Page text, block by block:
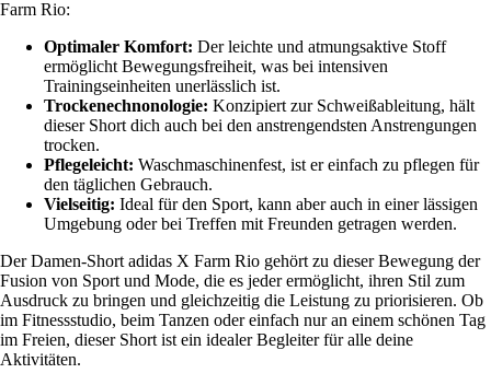
Farm Rio:
Optimaler Komfort: Der leichte und atmungsaktive Stoff
ermöglicht Bewegungsfreiheit, was bei intensiven
Trainingseinheiten unerlässlich ist.
Trockenechnonologie: Konzipiert zur Schweißableitung, hält
dieser Short dich auch bei den anstrengendsten Anstrengungen
trocken.
Pflegeleicht: Waschmaschinenfest, ist er einfach zu pflegen für
den täglichen Gebrauch.
Vielseitig: Ideal für den Sport, kann aber auch in einer lässigen
Umgebung oder bei Treffen mit Freunden getragen werden.
Der Damen-Short adidas X Farm Rio gehört zu dieser Bewegung der
Fusion von Sport und Mode, die es jeder ermöglicht, ihren Stil zum
Ausdruck zu bringen und gleichzeitig die Leistung zu priorisieren. Ob
im Fitnessstudio, beim Tanzen oder einfach nur an einem schönen Tag
im Freien, dieser Short ist ein idealer Begleiter für alle deine
Aktivitäten.